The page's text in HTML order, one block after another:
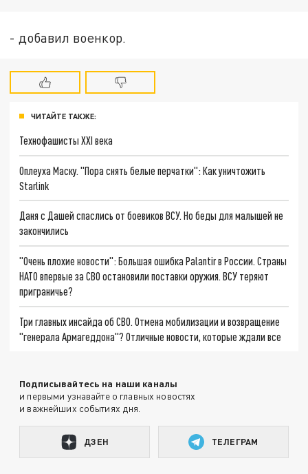
- добавил военкор.
ЧИТАЙТЕ ТАКЖЕ:
Технофашисты XXI века
Оплеуха Маску. "Пора снять белые перчатки": Как уничтожить
Starlink
Даня с Дашей спаслись от боевиков ВСУ. Но беды для малышей не
закончились
"Очень плохие новости": Большая ошибка Palantir в России. Страны
НАТО впервые за СВО остановили поставки оружия. ВСУ теряют
приграничье?
Три главных инсайда об СВО. Отмена мобилизации и возвращение
"генерала Армагеддона"? Отличные новости, которые ждали все
Подписывайтесь на наши каналы
и первыми узнавайте о главных новостях
и важнейших событиях дня.
ДЗЕН ТЕЛЕГРАМ